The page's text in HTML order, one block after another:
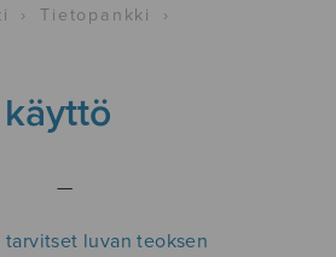
› Tietopankki
›
—
luvan teoksen